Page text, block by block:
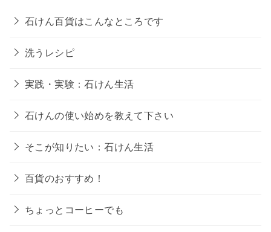
石けん百貨はこんなところです
洗うレシピ
実践・実験：石けん生活
石けんの使い始めを教えて下さい
そこが知りたい：石けん生活
百貨のおすすめ！
ちょっとコーヒーでも